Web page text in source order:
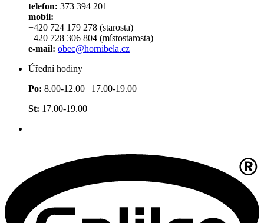
telefon: 373 394 201
mobil:
+420 724 179 278 (starosta)
+420 728 306 804 (místostarosta)
e-mail: obec@hornibela.cz
Úřední hodiny
Po: 8.00-12.00 | 17.00-19.00
St: 17.00-19.00